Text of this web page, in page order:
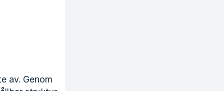
av. Genom